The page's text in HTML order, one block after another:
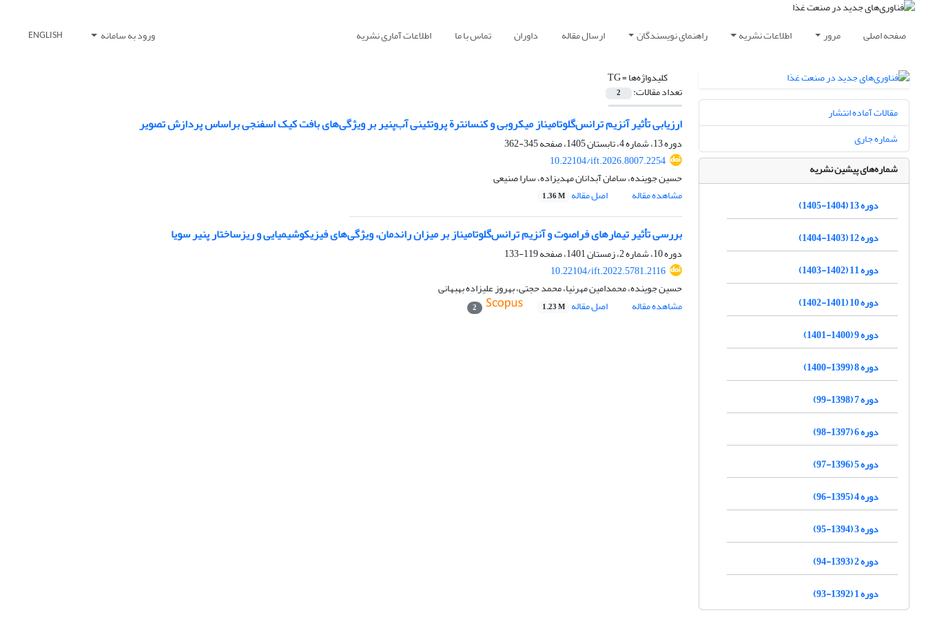
صفحه اصلی مرور اطلاعات نشریه راهنمای نویسندگان ارسال مقاله داوران تماس با ما اطلاعات آماری نشریه ورود به سامانه ENGLISH
کلیدواژه‌ها =TG
تعداد مقالات: 2
ارزیابی تأثیر آنزیم ترانس‌گلوتامیناز میکروبی و کنسانترة پروتئینی آب‌پنیر بر ویژگی‌های بافت کیک اسفنجی براساس پردازش تصویر
دوره 13، شماره 4، تابستان 1405، صفحه
345-362
10.22104/ift.2026.8007.2254
حسین جوینده، سامان آبدانان مهدیزاده، سارا صنیعی
مشاهده مقاله
اصل مقاله 1.36 M
بررسی تأثیر تیمارهای فراصوت و آنزیم ترانس‌گلوتامیناز بر میزان راندمان، ویژگی‌های فیزیکوشیمیایی و ریزساختار پنیر سویا
دوره 10، شماره 2، زمستان 1401، صفحه
119-133
10.22104/ift.2022.5781.2116
حسین جوینده، محمدامین مهرنیا، محمد حجتی، بهروز علیزاده بهبهانی
مشاهده مقاله
اصل مقاله 1.23 M
2
مقالات آماده انتشار
شماره جاری
شماره‌های پیشین نشریه
دوره 13 (1404-1405)
دوره 12 (1403-1404)
دوره 11 (1402-1403)
دوره 10 (1401-1402)
دوره 9 (1400-1401)
دوره 8 (1399-1400)
دوره 7 (1398-99)
دوره 6 (1397-98)
دوره 5 (1396-97)
دوره 4 (1395-96)
دوره 3 (1394-95)
دوره 2 (1393-94)
دوره 1 (1392-93)